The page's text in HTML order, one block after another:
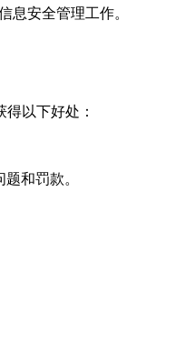
息安全管理工作。
以下好处：
和罚款。